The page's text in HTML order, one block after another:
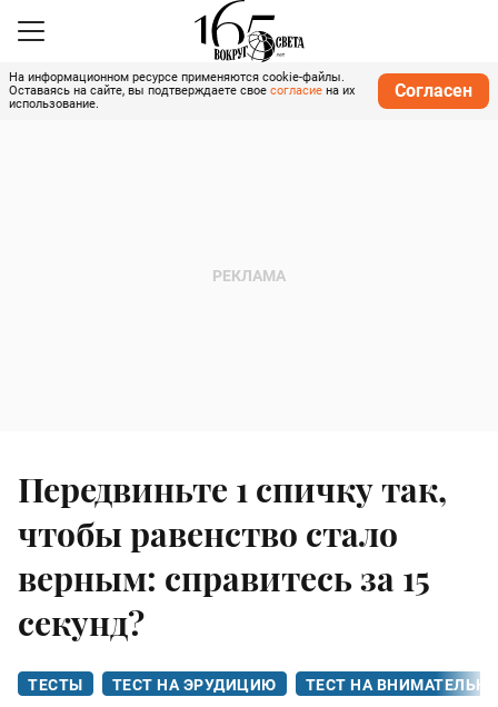
На информационном ресурсе применяются cookie-файлы.
Оставаясь на сайте, вы подтверждаете свое согласие на их
использование.
Согласен
Передвиньте 1 спичку так,
чтобы равенство стало
верным: справитесь за 15
секунд?
ТЕСТЫ ТЕСТ НА ЭРУДИЦИЮ ТЕСТ НА